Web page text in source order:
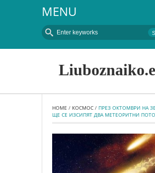
MENU
HOME / КОСМОС / ПРЕЗ ОКТОМВРИ НА
ЩЕ СЕ ИЗСИПЯТ ДВА МЕТЕОРИТНИ